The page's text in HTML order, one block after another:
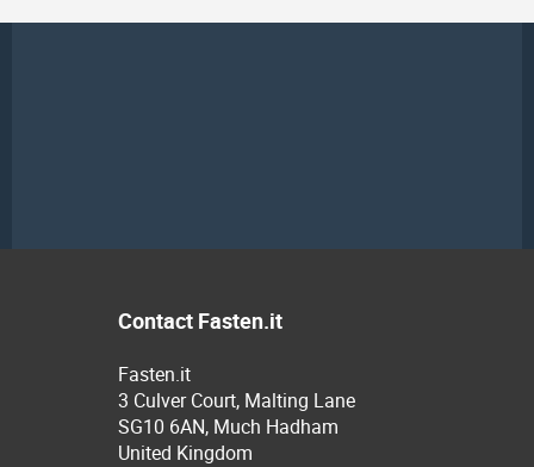
Contact Fasten.it
Fasten.it
3 Culver Court, Malting Lane
SG10 6AN, Much Hadham
United Kingdom